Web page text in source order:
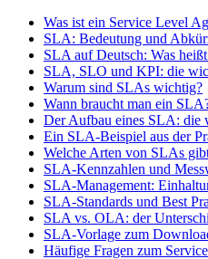
Was ist ein Service Level
SLA: Bedeutung und
SLA auf Deutsch: Was heißt
SLA, SLO und KPI: die
Warum sind SLAs wichtig?
Wann braucht man ein
Der Aufbau eines SLA: die
Ein SLA-Beispiel aus der
Welche Arten von SLAs
SLA-Kennzahlen und
SLA-Management:
SLA-Standards und Best
SLA vs. OLA: der
SLA-Vorlage zum
Häufige Fragen zum